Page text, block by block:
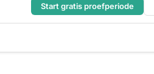
Start gratis proefperiode